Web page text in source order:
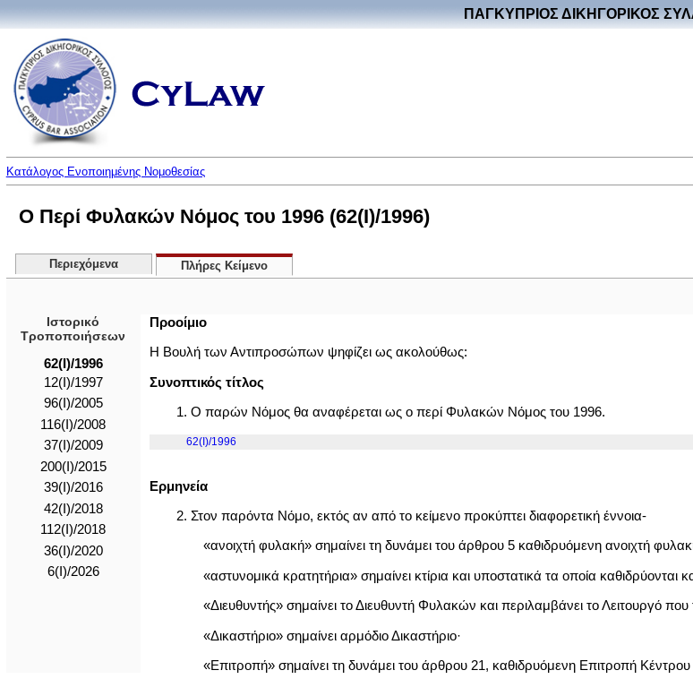
ΠΑΓΚΥΠΡΙΟΣ ΔΙΚΗΓΟΡΙΚΟΣ
Κατάλογος Ενοποιημένης Νομοθεσίας
Ο Περί Φυλακών Νόμος του 1996 (62(I)/1996)
Περιεχόμενα Πλήρες Κείμενο
Ιστορικό
Τροποποιήσεων
62(I)/1996
12(Ι)/1997
96(Ι)/2005
116(Ι)/2008
37(Ι)/2009
200(I)/2015
39(I)/2016
42(I)/2018
112(I)/2018
36(I)/2020
6(I)/2026
Προοίμιο
Η Βουλή των Αντιπροσώπων ψηφίζει ως ακολούθως:
Συνοπτικός τίτλος
1. Ο παρών Νόμος θα αναφέρεται ως ο περί Φυλακών Νόμος του 1996.
62(I)/1996
Ερμηνεία
2. Στον παρόντα Νόμο, εκτός αν από το κείμενο προκύπτει διαφορετική έννοια-
«ανοιχτή φυλακή» σημαίνει τη δυνάμει του άρθρου 5 καθιδρυόμενη ανοιχτή
«αστυνομικά κρατητήρια» σημαίνει κτίρια και υποστατικά τα οποία
«Διευθυντής» σημαίνει το Διευθυντή Φυλακών και περιλαμβάνει το Λειτουργό
«Δικαστήριο» σημαίνει αρμόδιο Δικαστήριο·
«Επιτροπή» σημαίνει τη δυνάμει του άρθρου 21, καθιδρυόμενη Επιτροπή